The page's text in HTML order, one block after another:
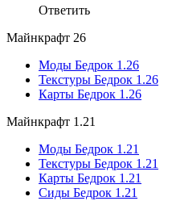
Ответить
Майнкрафт 26
Моды Бедрок 1.26
Текстуры Бедрок 1.26
Карты Бедрок 1.26
Майнкрафт 1.21
Моды Бедрок 1.21
Текстуры Бедрок 1.21
Карты Бедрок 1.21
Сиды Бедрок 1.21